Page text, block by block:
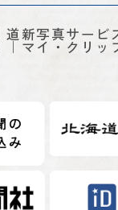
道新写真サービ
マイ・クリッ